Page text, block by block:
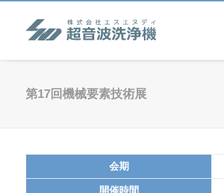
第17回機械要素技術展
会期
開催時間